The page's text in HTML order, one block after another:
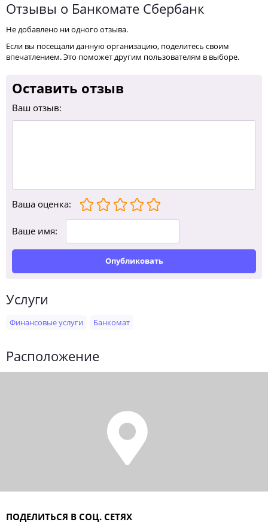
Отзывы о Банкомате Сбербанк
Не добавлено ни одного отзыва.
Если вы посещали данную организацию, поделитесь своим
впечатлением. Это поможет другим пользователям в выборе.
Оставить отзыв
Ваш отзыв:
Ваша оценка:
Ваше имя:
Опубликовать
Услуги
Финансовые услуги Банкомат
Расположение
ПОДЕЛИТЬСЯ В СОЦ. СЕТЯХ